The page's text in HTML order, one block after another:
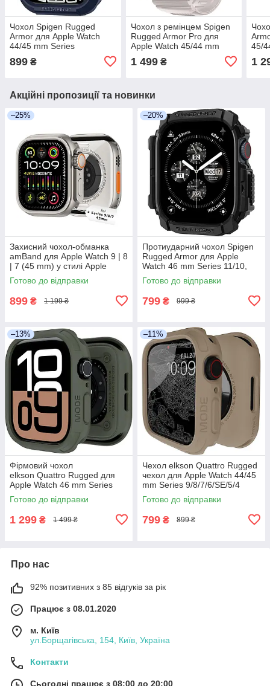
Чохол Spigen Rugged
Armor для Apple Watch
44/45 mm Series
9/8/7/6/SE/5/4 Чохол для
Apple Watch 9/8/7/6/SE/5/4
899 ₴
Чохол з ремінцем Spigen
Rugged Armor Pro для
Apple Watch 45/44 mm
Series 9/8/7/6/SE/5/4, Dune
Beige
1 499₴
45/
1
Акційні пропозиції та новинки
–25%
Захисний чохол-обманка
amBand для Apple Watch 9 | 8
| 7 (45 mm) у стилі Apple
Watch Ultra, Titanium
Готово до відправки
899 ₴ 1 199 ₴
–20%
Протиударний чохол Spigen
Rugged Armor для Apple
Watch 46 mm Series 11/10,
Чорний, ACS08597
Готово до відправки
799 ₴ 999 ₴
–13%
Фірмовий чохол
elkson Quattro Rugged для
Apple Watch 46 mm Series
11/10
Готово до відправки
1 299 ₴ 1 499 ₴
–11%
Чехол elkson Quattro Rugged
чехол для Apple Watch 44/45
mm Series 9/8/7/6/SE/5/4
Готово до відправки
799 ₴ 899 ₴
Про нас
92% позитивних з 85 відгуків за рік
Працює з 08.01.2020
м. Київ
ул.Борщагівська, 154, Київ, Україна
Контакти
Сьогодні працює з 08:00 до 20:00